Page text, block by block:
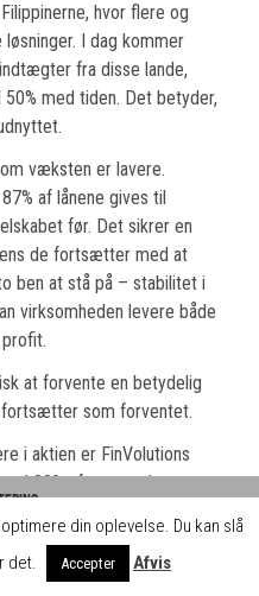
hvor flere og
I dag kommer
fra disse lande,
med tiden. Det betyder,
væksten er lavere.
af lånene gives til
før. Det sikrer en
de fortsætter med at
ben at stå på – stabilitet i
virksomheden levere både
at forvente en betydelig
som forventet.
i aktien er FinVolutions
80% af omsætningen
betydning for
de nye markeder i
din oplevelse. Du kan slå
det.
Accepter Afvis
og læringsforløb for jer brugere. Det
med brokerne, der betaler
Luk